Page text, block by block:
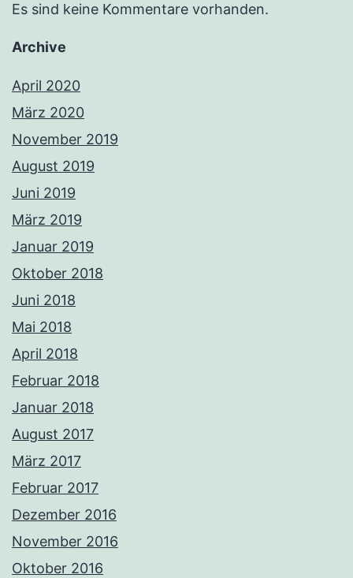
Es sind keine Kommentare vorhanden.
Archive
April 2020
März 2020
November 2019
August 2019
Juni 2019
März 2019
Januar 2019
Oktober 2018
Juni 2018
Mai 2018
April 2018
Februar 2018
Januar 2018
August 2017
März 2017
Februar 2017
Dezember 2016
November 2016
Oktober 2016